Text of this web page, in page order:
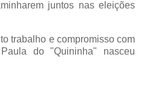
juntos nas eleições
trabalho e compromisso com
do "Quininha" nasceu